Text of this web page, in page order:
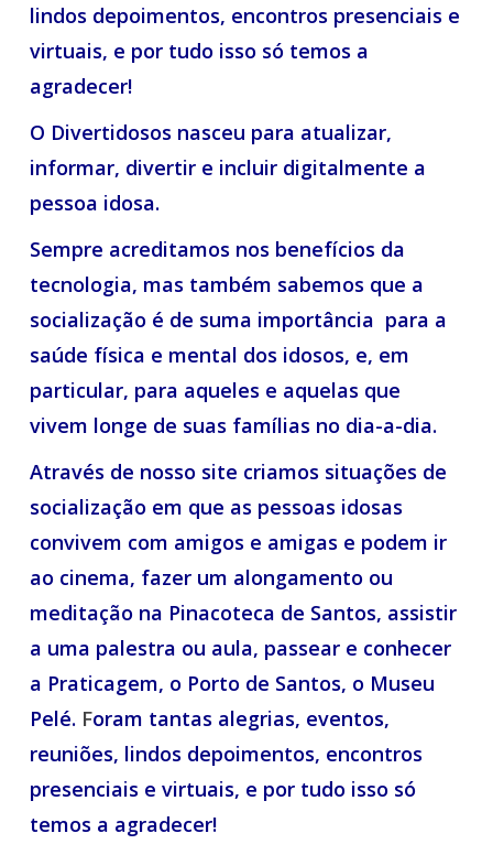
lindos depoimentos, encontros presenciais e
virtuais, e por tudo isso só temos a
agradecer!
O Divertidosos nasceu para atualizar,
informar, divertir e incluir digitalmente a
pessoa idosa.
Sempre acreditamos nos benefícios da
tecnologia, mas também sabemos que a
socialização é de suma importância para a
saúde física e mental dos idosos, e, em
particular, para aqueles e aquelas que
vivem longe de suas famílias no dia-a-dia.
Através de nosso site criamos situações de
socialização em que as pessoas idosas
convivem com amigos e amigas e podem ir
ao cinema, fazer um alongamento ou
meditação na Pinacoteca de Santos, assistir
a uma palestra ou aula, passear e conhecer
a Praticagem, o Porto de Santos, o Museu
Pelé. Foram tantas alegrias, eventos,
reuniões, lindos depoimentos, encontros
presenciais e virtuais, e por tudo isso só
temos a agradecer!